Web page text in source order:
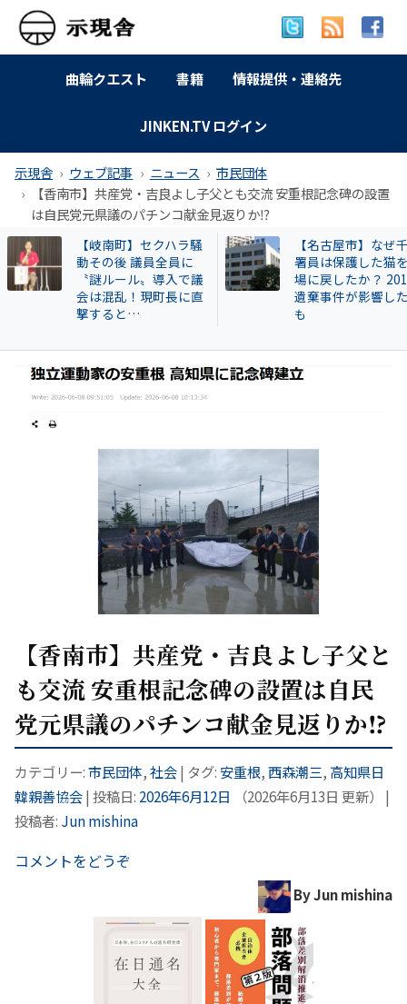
曲輪クエスト 書籍 情報提供・連絡先
JINKEN.TV ログイン
示現舎 ウェブ記事 ニュース
市民団体
【香南市】共産党・吉良よし子父とも交流 安重根記念碑の設置
は自民党元県議のパチンコ献金見返りか⁉
【名古屋市】なぜ千種
署員は保護した猫を現
場に戻したか？ 2013年
遺棄事件が影響したと
も
【和歌山自民】世
成氏が復党で 保守
の和歌山市長選に
響 ！世耕派・尾崎
県議が有力候補へ
【香南市】共産党・吉良よし子父と
も交流 安重根記念碑の設置は自民
党元県議のパチンコ献金見返りか⁉
カテゴリー:市民団体,社会| タグ: 安重根,西森潮三, 高知県日
韓親善協会| 投稿日: 2026年6月12日 （2026年6月13日 更新）
|
投稿者: Jun mishina
コメントをどうぞ
By Jun mishina